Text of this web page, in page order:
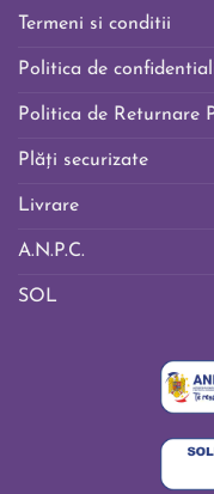
Termeni si conditii
Politica de
Politica de Returnare
Plăți securizate
Livrare
A.N.P.C.
SOL